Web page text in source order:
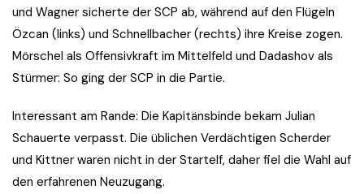
und Wagner sicherte der SCP ab, während auf den Flügeln
Özcan (links) und Schnellbacher (rechts) ihre Kreise zogen.
Mörschel als Offensivkraft im Mittelfeld und Dadashov als
Stürmer: So ging der SCP in die Partie.
Interessant am Rande: Die Kapitänsbinde bekam Julian
Schauerte verpasst. Die üblichen Verdächtigen Scherder
und Kittner waren nicht in der Startelf, daher fiel die Wahl auf
den erfahrenen Neuzugang.